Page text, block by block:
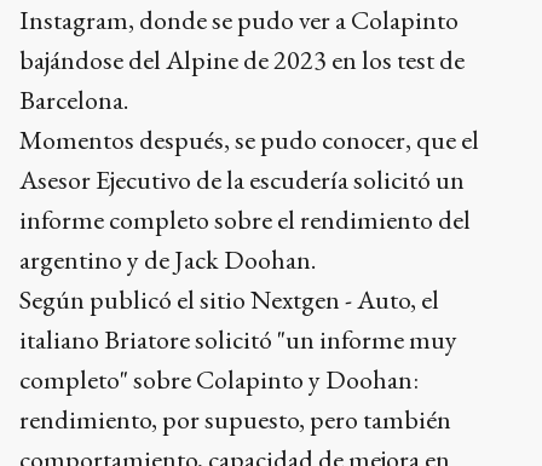
Instagram, donde se pudo ver a Colapinto
bajándose del Alpine de 2023 en los test de
Barcelona.
Momentos después, se pudo conocer, que el
Asesor Ejecutivo de la escudería solicitó un
informe completo sobre el rendimiento del
argentino y de Jack Doohan.
Según publicó el sitio Nextgen - Auto, el
italiano Briatore solicitó "un informe muy
completo" sobre Colapinto y Doohan:
rendimiento, por supuesto, pero también